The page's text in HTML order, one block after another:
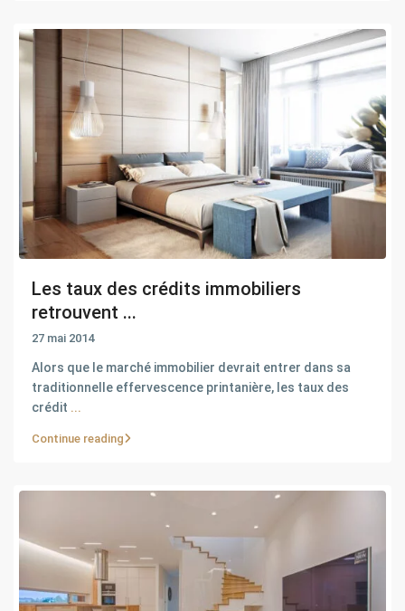
Les taux des crédits immobiliers
retrouvent ...
27 mai 2014
Alors que le marché immobilier devrait entrer dans sa
traditionnelle effervescence printanière, les taux des
crédit ...
Continue reading